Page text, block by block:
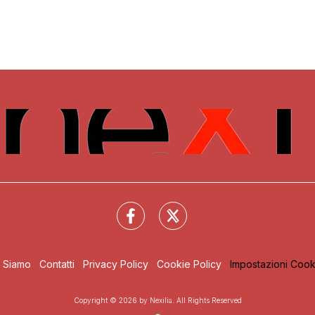
Siamo Contatti Privacy Policy Cookie Policy Impostazioni
Copyright © 2026 by Nexilia. All Rights Reserved